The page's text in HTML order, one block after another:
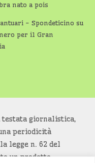
nato a pois
- Spondeticino su
per il Gran
testata giornalistica,
periodicità
legge n. 62 del
un prodotto